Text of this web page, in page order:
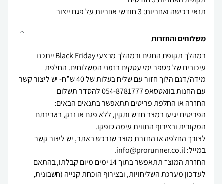
תנאי רכישה ואחריות: 3 חודשי אחריות על פגם ייצור
משלוחים והחזרות
במהלך תקופת החגים ובמהלך מבצעי Black Friday ייתכנו
עיכובים של מספר ימי עסקים בזמני המשלוחים. החלפת
מידה/דגם הלוך חזור עם שליח בעלות של 40 ש”ח- יש ליצור קשר
הפריטים יגיעו במצב חדש ותקין, ללא פגם או נזק, באריזתם
לצורך החלפה או החזרת מוצר שנרכש באתר, יש ליצור קשר
החזרת המוצר תתאפשר בתוך 14 ימים מיום קבלתו, בהתאם
לעדכון מערכת השליחויות, ובצירוף הוכחת קנייה (חשבונית,